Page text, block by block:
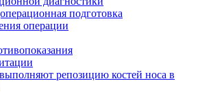
подготовка
операции
репозицию костей носа в